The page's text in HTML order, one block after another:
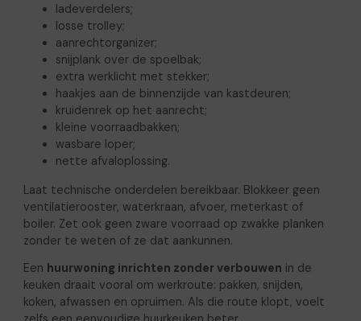
ladeverdelers;
losse trolley;
aanrechtorganizer;
snijplank over de spoelbak;
extra werklicht met stekker;
haakjes aan de binnenzijde van kastdeuren;
kruidenrek op het aanrecht;
kleine voorraadbakken;
wasbare loper;
nette afvaloplossing.
Laat technische onderdelen bereikbaar. Blokkeer geen
ventilatierooster, waterkraan, afvoer, meterkast of
boiler. Zet ook geen zware voorraad op zwakke planken
zonder te weten of ze dat aankunnen.
Een huurwoning inrichten zonder verbouwen in de
keuken draait vooral om werkroute: pakken, snijden,
koken, afwassen en opruimen. Als die route klopt, voelt